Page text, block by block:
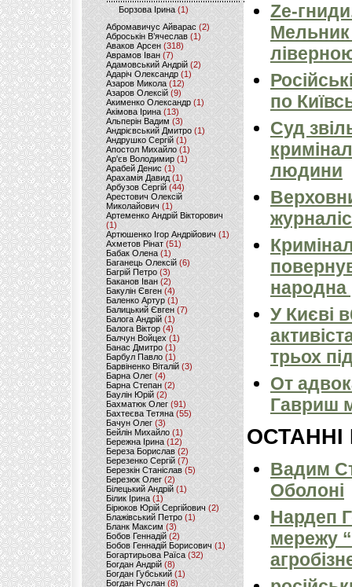
Борзова Ірина(1)
Абромавичус Айварас (2)
Аброськін В’ячеслав(1)
Аваков Арсен (318)
Аврамов Іван (7)
Адамовський Андрій(2)
Адаріч Олександр (1)
Азаров Микола (12)
Азаров Олексій (9)
Акименко Олександр(1)
Акімова Ірина(13)
Альперін Вадим (3)
Андрієвський Дмитро(1)
Андрушко Сергій(1)
Апостол Михайло(1)
Ар'єв Володимир (1)
Арабей Денис(1)
Арахамія Давид (1)
Арбузов Сергій (44)
Арестович Олексій
Миколайович(1)
Артеменко Андрій Вікторович
(1)
Артюшенко Ігор Андрійович(1)
Ахметов Рінат(51)
Бабак Олена(1)
Баганець Олексій(6)
Багрій Петро (3)
Баканов Іван(2)
Бакулін Євген (4)
Баленко Артур(1)
Балицький Євген(7)
Балога Андрій (1)
Балога Віктор (4)
Балчун Войцех (1)
Банас Дмитро (1)
Барбул Павло(1)
Барвіненко Віталій(3)
Барна Олег (4)
Барна Степан (2)
Баулін Юрій (2)
Бахматюк Олег (91)
Бахтеєва Тетяна(55)
Бачун Олег (3)
Бейлін Михайло (1)
Бережна Ірина(12)
Береза Борислав(2)
Березенко Сергій (7)
Березкін Станіслав (5)
Березюк Олег(2)
Білецький Андрій (1)
Білик Ірина (1)
Бірюков Юрій Сергійович (2)
Блажівський Петро (1)
Бланк Максим(3)
Бобов Геннадій (2)
Бобов Геннадій Борисович (1)
Богартирьова Раїса (32)
Богдан Андрій(8)
Богдан Губський (1)
Богдан Руслан(8)
Ze-
по
Суд
людини
народна
У Києві
трьох
От
Гавриш
ОСТАННІ
Вадим
Оболоні
Нардеп
мережу